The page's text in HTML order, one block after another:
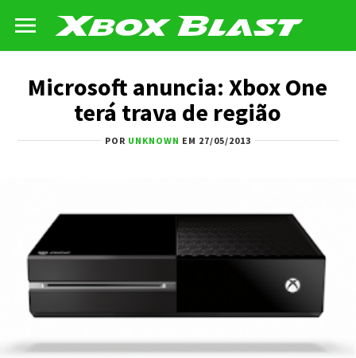
Microsoft anuncia: Xbox One
terá trava de região
POR UNKNOWN EM 27/05/2013